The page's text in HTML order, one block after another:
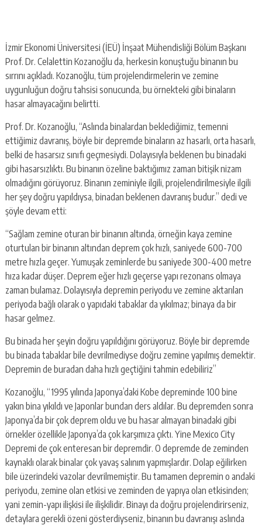
İzmir Ekonomi Üniversitesi (İEÜ) İnşaat Mühendisliği Bölüm Başkanı
Prof. Dr. Celalettin Kozanoğlu da, herkesin konuştuğu binanın bu
sırrını açıkladı. Kozanoğlu, tüm projelendirmelerin ve zemine
uygunluğun doğru tahsisi sonucunda, bu örnekteki gibi binaların
hasar almayacağını belirtti.
Prof. Dr. Kozanoğlu, “Aslında binalardan beklediğimiz, temenni
ettiğimiz davranış, böyle bir depremde binaların az hasarlı, orta hasarlı,
belki de hasarsız sınıfı geçmesiydi. Dolayısıyla beklenen bu binadaki
gibi hasarsızlıktı. Bu binanın özeline baktığımız zaman bitişik nizam
olmadığını görüyoruz. Binanın zeminiyle ilgili, projelendirilmesiyle ilgili
her şey doğru yapıldıysa, binadan beklenen davranış budur.” dedi ve
şöyle devam etti:
“Sağlam zemine oturan bir binanın altında, örneğin kaya zemine
oturtulan bir binanın altından deprem çok hızlı, saniyede 600-700
metre hızla geçer. Yumuşak zeminlerde bu saniyede 300-400 metre
hıza kadar düşer. Deprem eğer hızlı geçerse yapı rezonans olmaya
zaman bulamaz. Dolayısıyla depremin periyodu ve zemine aktarılan
periyoda bağlı olarak o yapıdaki tabaklar da yıkılmaz; binaya da bir
hasar gelmez.
Bu binada her şeyin doğru yapıldığını görüyoruz. Böyle bir depremde
bu binada tabaklar bile devrilmediyse doğru zemine yapılmış demektir.
Depremin de buradan daha hızlı geçtiğini tahmin edebiliriz”
Kozanoğlu, “1995 yılında Japonya’daki Kobe depreminde 100 bine
yakın bina yıkıldı ve Japonlar bundan ders aldılar. Bu depremden sonra
Japonya’da bir çok deprem oldu ve bu hasar almayan binadaki gibi
örnekler özellikle Japonya’da çok karşımıza çıktı. Yine Mexico City
Depremi de çok enteresan bir depremdir. O depremde de zeminden
kaynaklı olarak binalar çok yavaş salınım yapmışlardır. Dolap eğilirken
bile üzerindeki vazolar devrilmemiştir. Bu tamamen depremin o andaki
periyodu, zemine olan etkisi ve zeminden de yapıya olan etkisinden;
yani zemin-yapı ilişkisi ile ilişkilidir. Binayı da doğru projelendirirseniz,
detaylara gerekli özeni gösterdiyseniz, binanın bu davranışı aslında